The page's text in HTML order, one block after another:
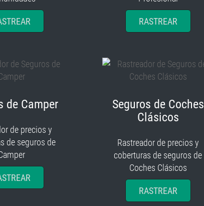
RASTREAR
de Camper
de precios y
de seguros de
Seguros de Coches
Clásicos
Rastreador de precios y
coberturas de seguros de
Coches Clásicos
RASTREAR